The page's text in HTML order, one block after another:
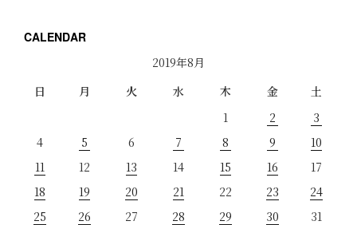
CALENDAR
2019年8月
日
月 火 水 木 金
土
1
2
3
4
5 6 7 8 9
10
11
12 13 14 15 16
17
18
19 20 21 22 23
24
25
26 27 28 29 30 31